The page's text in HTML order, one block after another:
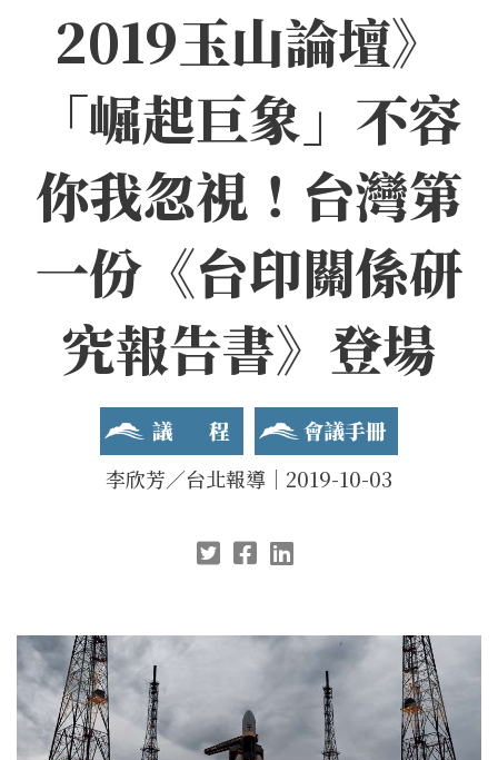
2019 玉山論壇
亞洲創新與進步對話
會議手冊 會議手冊
2019玉山論壇》
「崛起巨象」不容
你我忽視！台灣第
一份《台印關係研
究報告書》登場
李欣芳／台北報導｜2019-10-03